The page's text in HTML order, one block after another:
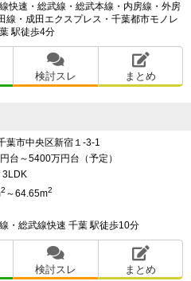
々、立地は良いマンション
る点
く、騒音の苦情が多いよう
をつけて欲しいと注意して
家族など自分さえ良ければ
う考えの住人がいるので隣
快速・総武線・総武本線・内房線・外房
線・成田エクスプレス・千葉都市モノレ
駅徒歩4分
検討スレ まとめ
葉市中央区新宿１-3-1
台～5400万円台（予定）
3LDK
2 ～64.65m2
・総武線快速 千葉 駅徒歩10分
検討スレ まとめ